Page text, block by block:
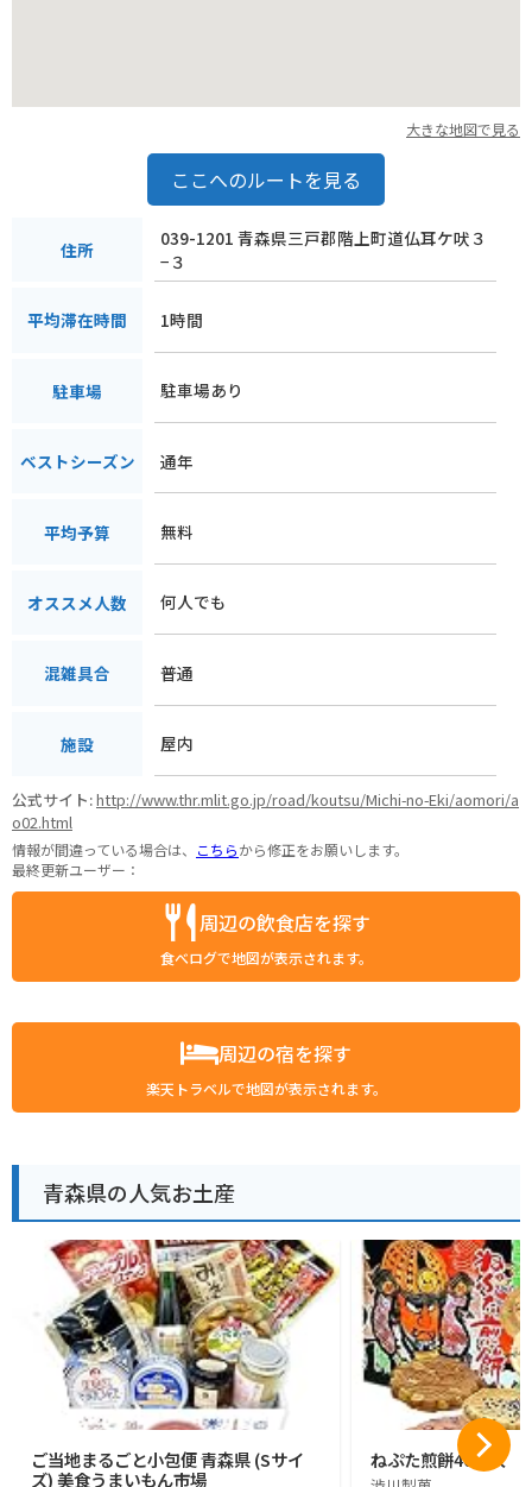
大きな地図で見る
ここへのルートを見る
住所
039-1201 青森県三戸郡階上町道仏耳ケ吠３
−３
平均滞在時間 1時間
駐車場 駐車場あり
ベストシーズン 通年
平均予算 無料
オススメ人数 何人でも
混雑具合 普通
施設 屋内
公式サイト:http://www.thr.mlit.go.jp/road/koutsu/Michi-no-Eki/aomori/a
o02.html
情報が間違っている場合は、 こちらから修正をお願いします。
最終更新ユーザー：
周辺の飲食店を探す
食べログで地図が表示されます。
周辺の宿を探す
楽天トラベルで地図が表示されます。
青森県の人気お土産
ご当地まるごと小包便 青森県 (Sサイ
ズ) 美食うまいもん市場
ねぷた煎餅40枚入